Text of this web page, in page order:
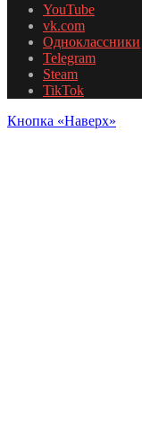
YouTube
vk.com
Одноклассники
Telegram
Steam
TikTok
Кнопка «Наверх»